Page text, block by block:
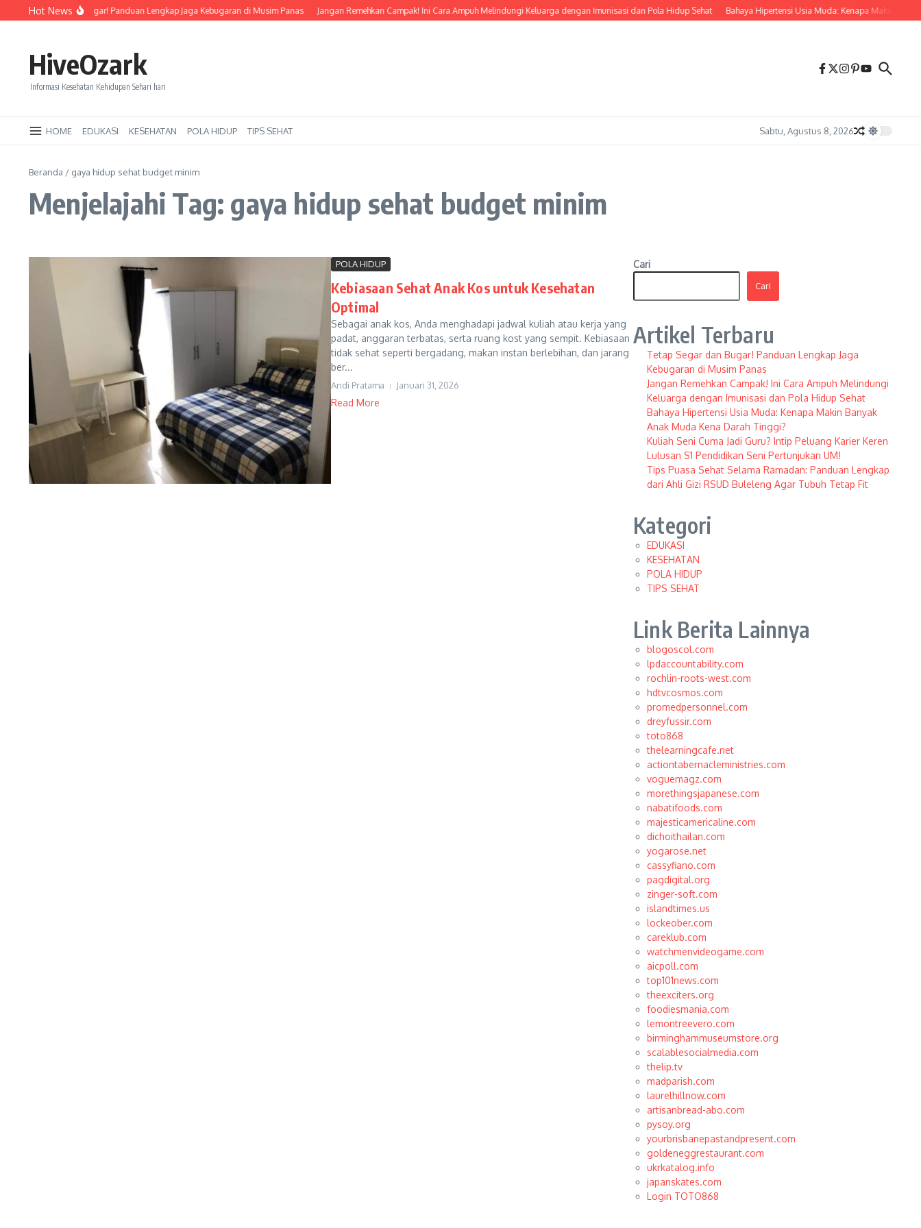
Lewati ke konten
Hot News
Tetap Segar dan Bugar! Panduan Lengkap Jaga Kebugaran di Musim Panas Jangan Remehkan Campak! Ini Cara Ampuh Melindungi Keluarga dengan Imunisasi dan Pola Hidup Sehat Bahaya Hipertensi Usia Muda: Kenapa Makin
HiveOzark
Informasi Kesehatan Kehidupan Sehari hari
HOME EDUKASI KESEHATAN POLA HIDUP TIPS SEHAT Sabtu, Agustus 8, 2026
Beranda / gaya hidup sehat budget minim
Menjelajahi Tag: gaya hidup sehat budget minim
POLA HIDUP
Kebiasaan Sehat Anak Kos untuk Kesehatan
Optimal
Sebagai anak kos, Anda menghadapi jadwal kuliah atau kerja yang
padat, anggaran terbatas, serta ruang kost yang sempit. Kebiasaan
tidak sehat seperti bergadang, makan instan berlebihan, dan jarang
ber...
Andi Pratama Januari 31, 2026
Read More
Cari
Cari
Artikel Terbaru
Tetap Segar dan Bugar! Panduan Lengkap Jaga
Kebugaran di Musim Panas
Jangan Remehkan Campak! Ini Cara Ampuh Melindungi
Keluarga dengan Imunisasi dan Pola Hidup Sehat
Bahaya Hipertensi Usia Muda: Kenapa Makin Banyak
Anak Muda Kena Darah Tinggi?
Kuliah Seni Cuma Jadi Guru? Intip Peluang Karier Keren
Lulusan S1 Pendidikan Seni Pertunjukan UM!
Tips Puasa Sehat Selama Ramadan: Panduan Lengkap
dari Ahli Gizi RSUD Buleleng Agar Tubuh Tetap Fit
Kategori
EDUKASI
KESEHATAN
POLA HIDUP
TIPS SEHAT
Link Berita Lainnya
blogoscol.com
lpdaccountability.com
rochlin-roots-west.com
hdtvcosmos.com
promedpersonnel.com
dreyfussir.com
toto868
thelearningcafe.net
actiontabernacleministries.com
voguemagz.com
morethingsjapanese.com
nabatifoods.com
majesticamericaline.com
dichoithailan.com
yogarose.net
cassyfiano.com
pagdigital.org
zinger-soft.com
islandtimes.us
lockeober.com
careklub.com
watchmenvideogame.com
aicpoll.com
top101news.com
theexciters.org
foodiesmania.com
lemontreevero.com
birminghammuseumstore.org
scalablesocialmedia.com
thelip.tv
madparish.com
laurelhillnow.com
artisanbread-abo.com
pysoy.org
yourbrisbanepastandpresent.com
goldeneggrestaurant.com
ukrkatalog.info
japanskates.com
Login TOTO868